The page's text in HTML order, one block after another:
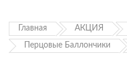
Главная АКЦИЯ
Перцовые Баллончики